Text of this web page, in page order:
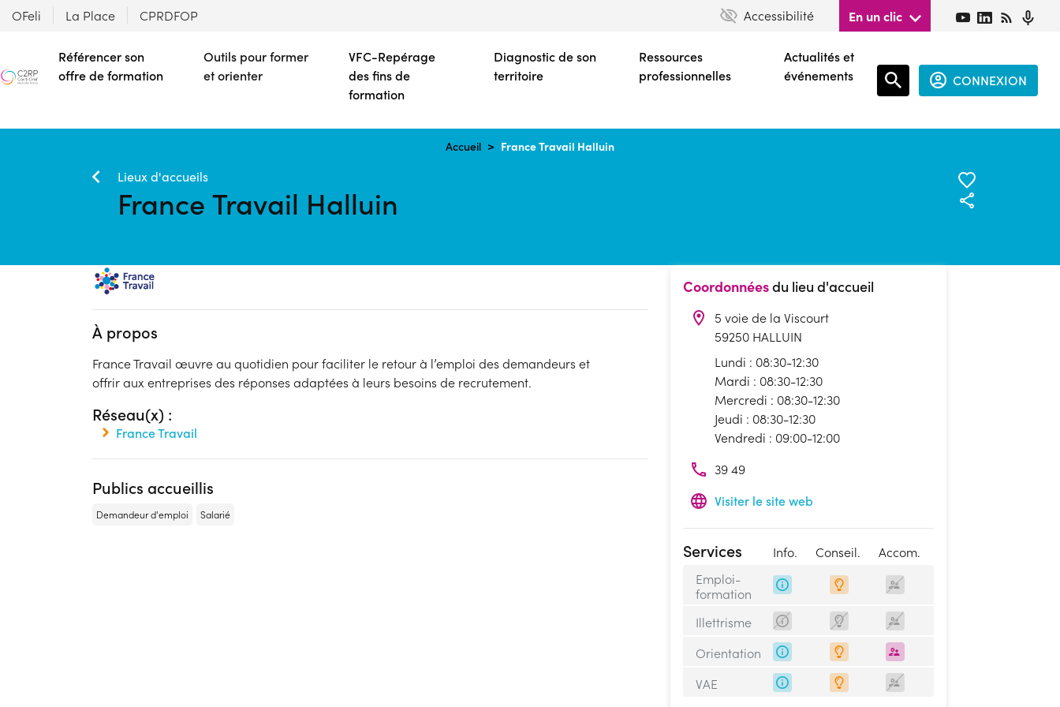
contenu
principal
OFeli La Place CPRDFOP Accessibilité En un clic
Référencer son
offre de formation
Outils pour former
et orienter
VFC-Repérage
des fins de
formation
Diagnostic de son
territoire
Ressources
professionnelles
Actualités et
événements
CONNEXION
Accueil France Travail Halluin
Lieux d'accueils
France Travail Halluin
Coordonnéesdu lieu d'accueil
5 voie de la Viscourt
59250 HALLUIN
Lundi : 08:30-12:30
Mardi : 08:30-12:30
Mercredi : 08:30-12:30
Jeudi : 08:30-12:30
Vendredi : 09:00-12:00
39 49
Visiter le site web
Services Info. Conseil.
Accom.
Emploi-
formation
Illettrisme
Orientation
VAE
À propos
France Travail œuvre au quotidien pour faciliter le retour à l’emploi des demandeurs et
offrir aux entreprises des réponses adaptées à leurs besoins de recrutement.
Réseau(x) :
France Travail
Publics accueillis
Demandeur d'emploi Salarié